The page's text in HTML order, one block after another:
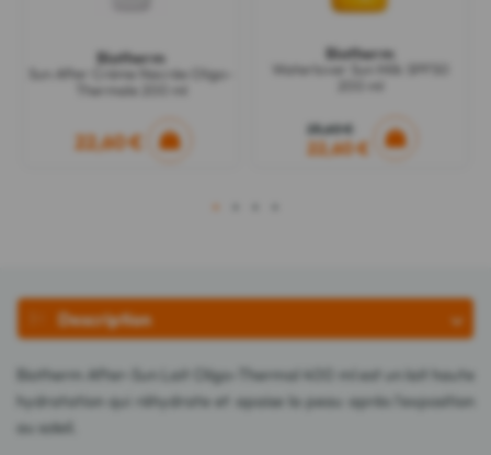
Biotherm
Sun After Crème Nacrée Oligo-
Thermale 200 ml
22,60 €
Biotherm
Waterlover Sun Milk SPF50
25,60 €
22,60 €
1
Description
Biotherm After-Sun Lait Oligo-Thermal 400 ml est un lait haute
hydratation qui réhydrate et apaise la peau après l'exposition
au soleil.